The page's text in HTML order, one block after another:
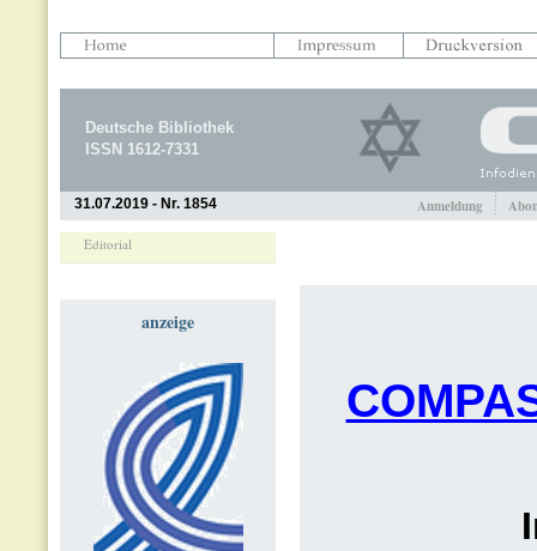
Deutsche Bibliothek
ISSN 1612-7331
31.07.2019 - Nr. 1854 Anmeldung
Editorial
anzeige